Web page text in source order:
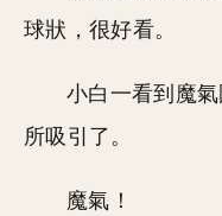
球狀，很好看。
小白一看到魔
所吸引了。
魔氣！